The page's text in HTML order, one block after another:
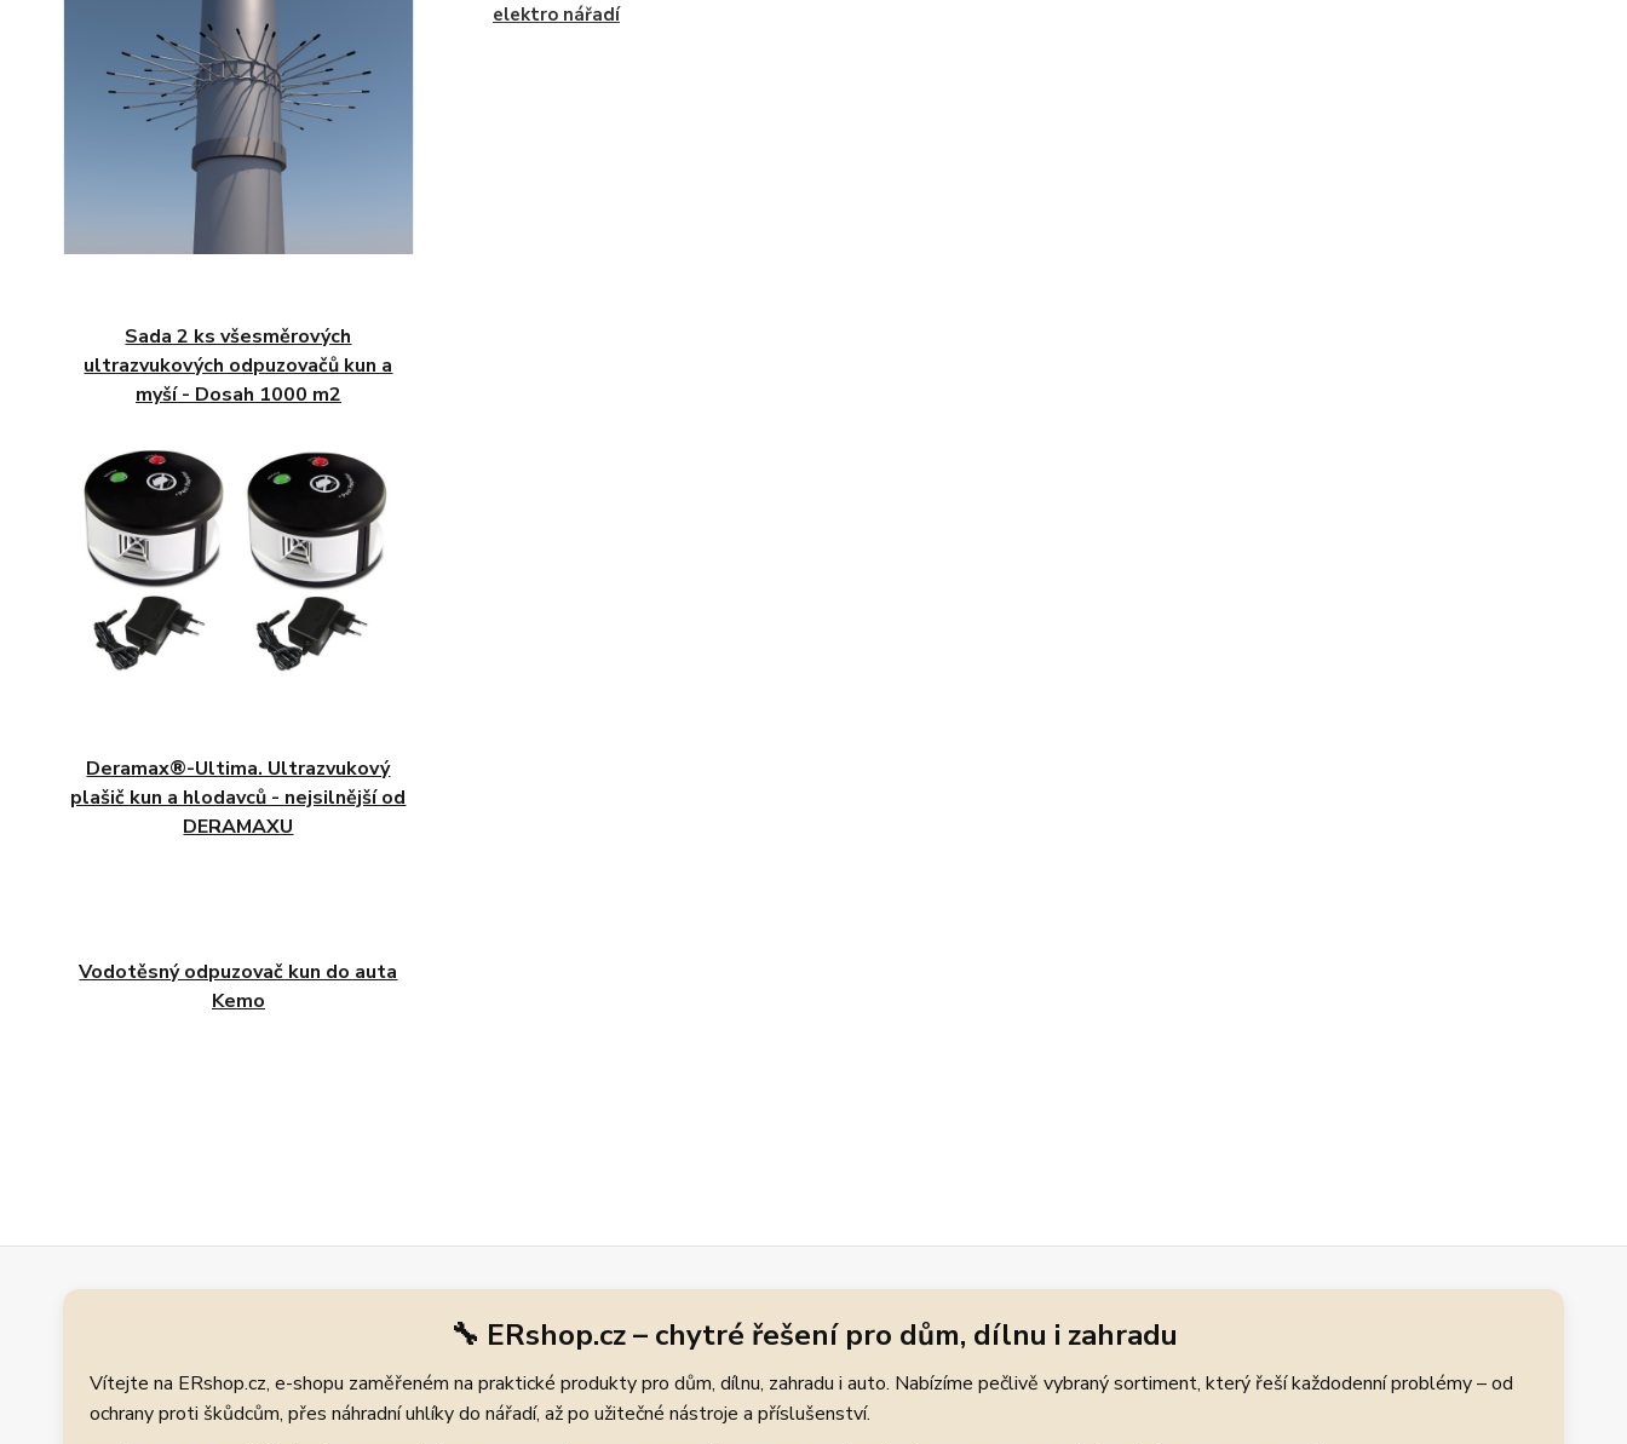
Sada 2 ks všesměrových
ultrazvukových odpuzovačů kun a
myší - Dosah 1000 m2
Deramax®-Ultima. Ultrazvukový
plašič kun a hlodavců - nejsilnější od
DERAMAXU
Vodotěsný odpuzovač kun do auta
Kemo
elektro nářadí
🔧 ERshop.cz – chytré řešení pro dům, dílnu i zahradu
Vítejte na ERshop.cz, e-shopu zaměřeném na praktické produkty pro dům, dílnu, zahradu i auto. Nabízíme pečlivě vybraný sortiment, který řeší každodenní problémy – od
ochrany proti škůdcům, přes náhradní uhlíky do nářadí, až po užitečné nástroje a příslušenství.